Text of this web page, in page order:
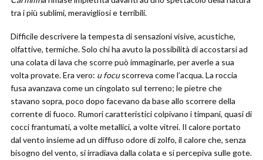
tra i più sublimi, meravigliosi e terribili.
Difficile descrivere la tempesta di sensazioni visive, acustiche,
olfattive, termiche. Solo chi ha avuto la possibilità di accostarsi ad
una colata di lava che scorre può immaginarle, per averle a sua
volta provate. Era vero: u focuscorreva come l’acqua. La roccia
fusa avanzava come un cingolato sul terreno; le pietre che
stavano sopra, poco dopo facevano da base allo scorrere della
corrente di fuoco. Rumori caratteristici colpivano i timpani, quasi di
cocci frantumati, a volte metallici, a volte vitrei. Il calore portato
dal vento insieme ad un diffuso odore di zolfo, il calore che, senza
bisogno del vento, si irradiava dalla colata e si percepiva sulle gote.